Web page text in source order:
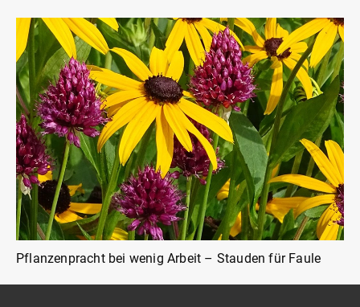
Pflanzenpracht bei wenig Arbeit – Stauden für Faule